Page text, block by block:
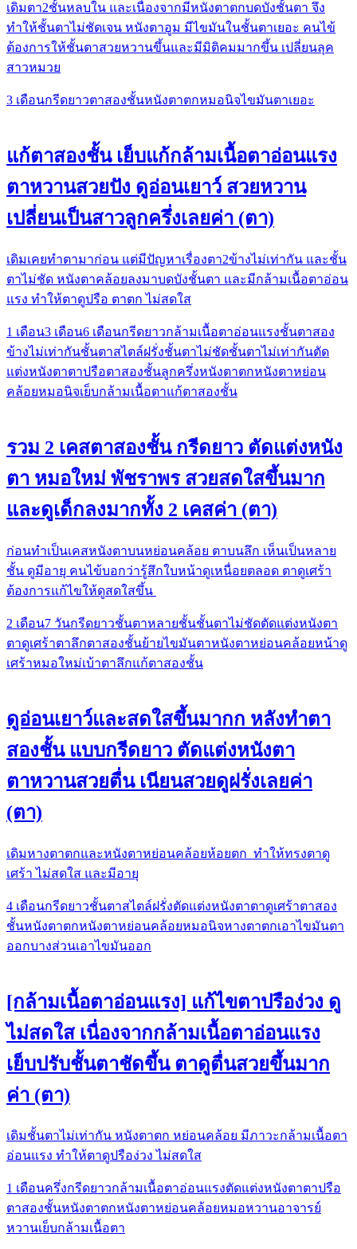
เดิมตา2ชั้นหลบใน และเนื่องจากมีหนังตาตกบดบังชั้นตา จึง
ทำให้ชั้นตาไม่ชัดเจน หนังตาอูม มีไขมันในชั้นตาเยอะ คนไข้
ต้องการให้ชั้นตาสวยหวานขึ้นและมีมิติคมมากขึ้น เปลี่ยนลุค
สาวหมวย
3 เดือนกรีดยาวตาสองชั้นหนังตาตกหมอนิจไขมันตาเยอะ
แก้ตาสองชั้น เย็บแก้กล้ามเนื้อตาอ่อนแรง
ตาหวานสวยปัง ดูอ่อนเยาว์ สวยหวาน
เปลี่ยนเป็นสาวลูกครึ่งเลยค่า (ตา)
เดิมเคยทำตามาก่อน แต่มีปัญหาเรื่องตา2ข้างไม่เท่ากัน และชั้น
ตาไม่ชัด หนังตาคล้อยลงมาบดบังชั้นตา และมีกล้ามเนื้อตาอ่อน
แรง ทำให้ตาดูปรือ ตาตก ไม่สดใส
1 เดือน3 เดือน6 เดือนกรีดยาวกล้ามเนื้อตาอ่อนแรงชั้นตาสอง
ข้างไม่เท่ากันชั้นตาสไตล์ฝรั่งชั้นตาไม่ชัดชั้นตาไม่เท่ากันตัด
แต่งหนังตาตาปรือตาสองชั้นลูกครึ่งหนังตาตกหนังตาหย่อน
คล้อยหมอนิจเย็บกล้ามเนื้อตาแก้ตาสองชั้น
รวม 2 เคสตาสองชั้น กรีดยาว ตัดแต่งหนัง
ตา หมอใหม่ พัชราพร สวยสดใสขึ้นมาก
และดูเด็กลงมากทั้ง 2 เคสค่า (ตา)
ก่อนทำเป็นเคสหนังตาบนหย่อนคล้อย ตาบนลึก เห็นเป็นหลาย
ชั้น ดูมีอายุ คนไข้บอกว่ารู้สึกใบหน้าดูเหนื่อยตลอด ตาดูเศร้า
ต้องการแก้ไขให้ดูสดใสขึ้น
2 เดือน7 วันกรีดยาวชั้นตาหลายชั้นชั้นตาไม่ชัดตัดแต่งหนังตา
ตาดูเศร้าตาลึกตาสองชั้นย้ายไขมันตาหนังตาหย่อนคล้อยหน้าดู
เศร้าหมอใหม่เบ้าตาลึกแก้ตาสองชั้น
ดูอ่อนเยาว์และสดใสขึ้นมากก หลังทำตา
สองชั้น แบบกรีดยาว ตัดแต่งหนังตา
ตาหวานสวยตื่น เนียนสวยดูฝรั่งเลยค่า
(ตา)
เดิมหางตาตกและหนังตาหย่อนคล้อยห้อยตก ทำให้ทรงตาดู
เศร้า ไม่สดใส และมีอายุ
4 เดือนกรีดยาวชั้นตาสไตล์ฝรั่งตัดแต่งหนังตาตาดูเศร้าตาสอง
ชั้นหนังตาตกหนังตาหย่อนคล้อยหมอนิจหางตาตกเอาไขมันตา
ออกบางส่วนเอาไขมันออก
[กล้ามเนื้อตาอ่อนแรง] แก้ไขตาปรือง่วง ดู
ไม่สดใส เนื่องจากกล้ามเนื้อตาอ่อนแรง
เย็บปรับชั้นตาชัดขึ้น ตาดูตื่นสวยขึ้นมาก
ค่า (ตา)
เดิมชั้นตาไม่เท่ากัน หนังตาตก หย่อนคล้อย มีภาวะกล้ามเนื้อตา
อ่อนแรง ทำให้ตาดูปรือง่วง ไม่สดใส
1 เดือนครึ่งกรีดยาวกล้ามเนื้อตาอ่อนแรงตัดแต่งหนังตาตาปรือ
ตาสองชั้นหนังตาตกหนังตาหย่อนคล้อยหมอหวานอาจารย์
หวานเย็บกล้ามเนื้อตา